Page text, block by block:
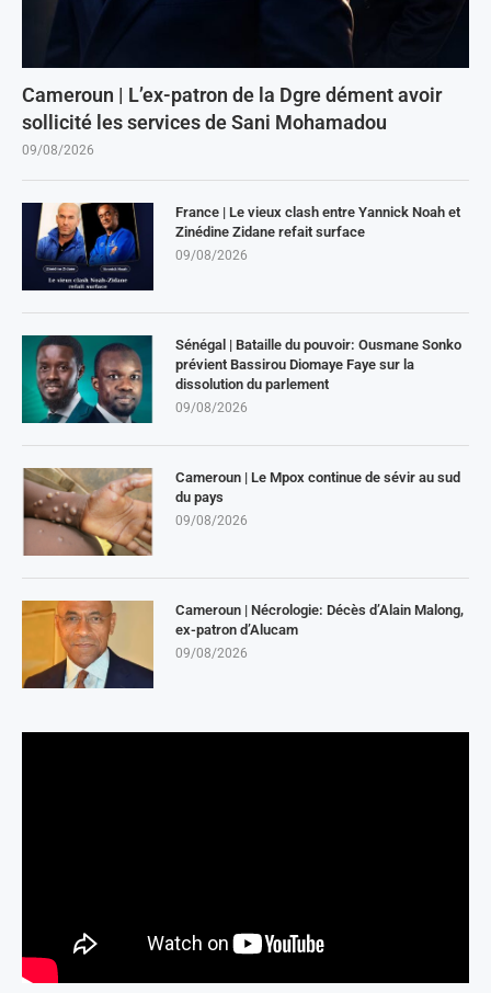
Cameroun | L’ex-patron de la Dgre dément avoir
sollicité les services de Sani Mohamadou
09/08/2026
France | Le vieux clash entre Yannick Noah et
Zinédine Zidane refait surface
09/08/2026
Sénégal | Bataille du pouvoir: Ousmane Sonko
prévient Bassirou Diomaye Faye sur la
dissolution du parlement
09/08/2026
Cameroun | Le Mpox continue de sévir au sud
du pays
09/08/2026
Cameroun | Nécrologie: Décès d’Alain Malong,
ex-patron d’Alucam
09/08/2026